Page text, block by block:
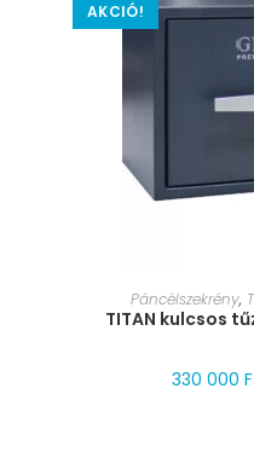
AKCIÓ!
MÉRET
Páncélszekrény,
TITAN kulcsos
330 000